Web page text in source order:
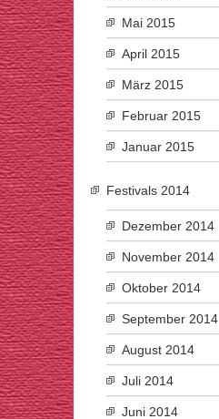
Mai 2015
April 2015
März 2015
Februar 2015
Januar 2015
Festivals 2014
Dezember 2014
November 2014
Oktober 2014
September 2014
August 2014
Juli 2014
Juni 2014